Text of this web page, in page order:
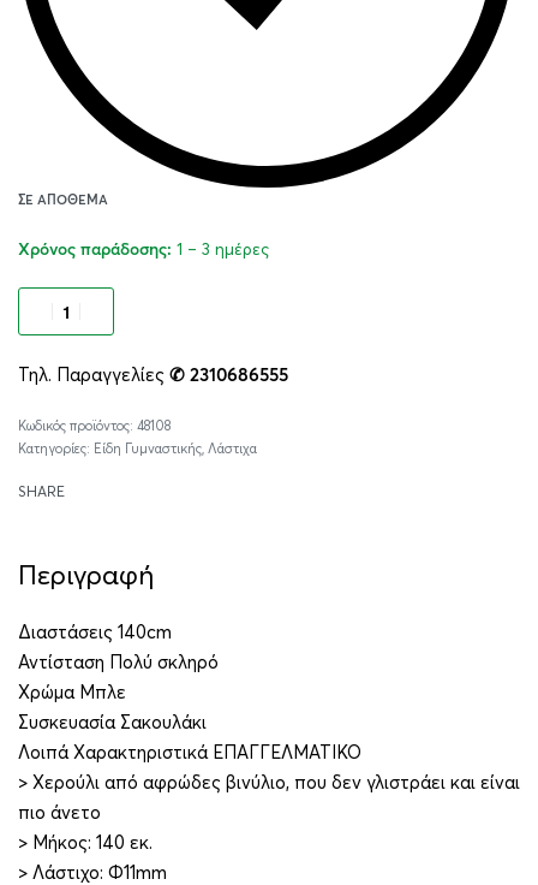
ΣΕ ΑΠΌΘΕΜΑ
Χρόνος παράδοσης: 1 – 3 ημέρες
Τηλ. Παραγγελίες ✆ 2310686555
48108
Κατηγορίες: Είδη Γυμναστικής, Λάστιχα
SHARE
Περιγραφή
Διαστάσεις 140cm
Αντίσταση Πολύ σκληρό
Χρώμα Μπλε
Συσκευασία Σακουλάκι
Λοιπά Χαρακτηριστικά ΕΠΑΓΓΕΛΜΑΤΙΚΟ
> Χερούλι από αφρώδες βινύλιο, που δεν γλιστράει και είναι
πιο άνετο
> Μήκος: 140 εκ.
> Λάστιχο: Φ11mm